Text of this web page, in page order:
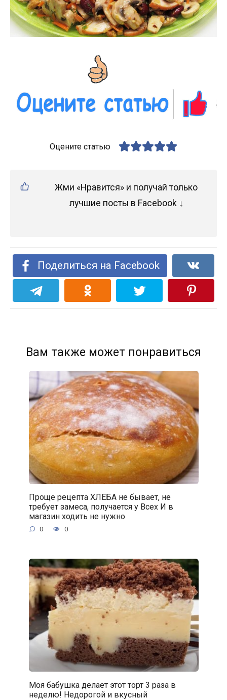
Оцените статью
Жми «Нравится» и получай только
лучшие посты в Facebook ↓
Поделиться на Facebook
Вам также может понравиться
Проще рецепта ХЛЕБА не бывает, не
требует замеса, получается у Всех И в
магазин ходить не нужно
0 0
Моя бабушка делает этот торт 3 раза в
неделю! Недорогой и вкусный